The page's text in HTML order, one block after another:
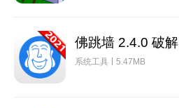
佛跳墙 2.4.0 破解
系统工具 5.47MB